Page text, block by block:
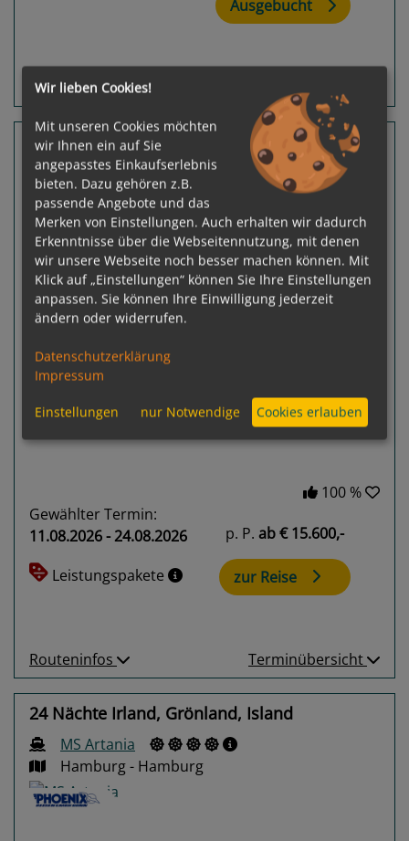
Ausgebucht
Routeninfos Terminübersicht
13 Nächte Norwegen, Spitzbergen
(Norwegen), Island
Silver Endeavour
Tromsø, Tromsoy - Reykjavik
Previous
100 %
Gewählter Termin:
11.08.2026 - 24.08.2026
Leistungspakete
p. P. ab€ 15.600,-
zur Reise
Routeninfos Terminübersicht
24 Nächte Irland, Grönland, Island
MS Artania
Hamburg - Hamburg
Wir lieben Cookies!
Mit unseren Cookies möchten
wir Ihnen ein auf Sie
angepasstes Einkaufserlebnis
bieten. Dazu gehören z.B.
passende Angebote und das
Merken von Einstellungen. Auch erhalten wir dadurch
Erkenntnisse über die Webseitennutzung, mit denen
wir unsere Webseite noch besser machen können. Mit
Klick auf „Einstellungen“ können Sie Ihre Einstellungen
anpassen. Sie können Ihre Einwilligung jederzeit
ändern oder widerrufen.
Datenschutzerklärung
Impressum
Einstellungen nur Notwendige Cookies erlauben